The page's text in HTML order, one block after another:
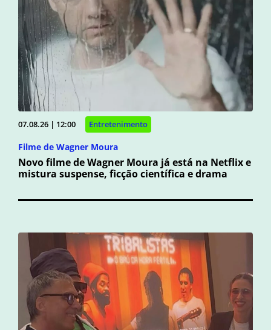
07.08.26 | 12:00 Entretenimento
Filme de Wagner Moura
Novo filme de Wagner Moura já está na Netflix e
mistura suspense, ficção científica e drama